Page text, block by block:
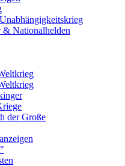
& Nationalhelden
der Große